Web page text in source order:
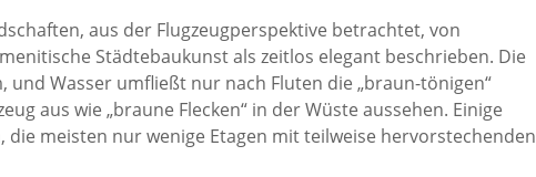
aus der Flugzeugperspektive betrachtet, von
Städtebaukunst als zeitlos elegant beschrieben. Die
und Wasser umfließt nur nach Fluten die „braun-tönigen“
aus wie „braune Flecken“ in der Wüste aussehen. Einige
die meisten nur wenige Etagen mit teilweise hervorstechenden